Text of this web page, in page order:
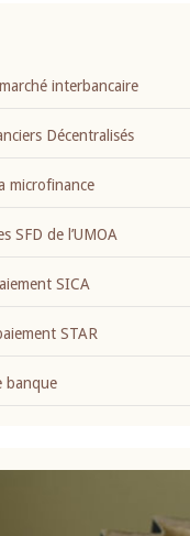
interbancaire
Décentralisés
microfinance
SFD de l’UMOA
SICA
STAR
banque